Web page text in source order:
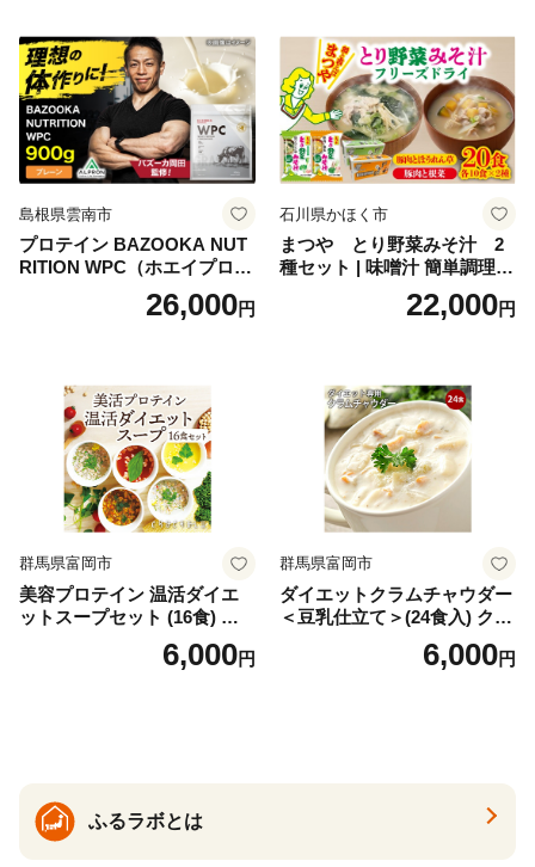
ち 本格おせち おせち予約 年
末 年始 お取り寄せ 新春 贅沢
おせち こだわりおせち 惣菜
老舗おせち ふるさと納税お
せち 御節 お節料理 正月 調理
不要 おせち料理2027
島根県雲南市
プロテイン BAZOOKA NUT
RITION WPC（ホエイプロテ
イン）＜プレーン＞ 900g｜
バズーカ岡田監修・植物由来
ロン [AIEN005]
26,000円
石川県かほく市
まつや とり野菜みそ汁 2
種セット | 味噌汁 簡単調理
お味噌 おみそ みそ とり野菜
時短料理 時短ごはん ご当地
22,000円
群馬県富岡市
美容プロテイン 温活ダイエ
ットスープセット (16食) 小
分け スープ 食べ比べ セット
詰合せ クラムチャウダー チ
6,000円
群馬県富岡市
ダイエットクラムチャウダー
＜豆乳仕立て＞(24食入) クラ
ムチャウダー 豆乳 ダイエッ
ト スープ プロテイン たんぱ
6,000円
ふるラボとは